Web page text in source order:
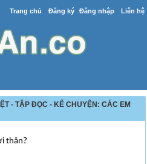
Trang chủ Đăng ký Đăng nhập Liên hệ
- TẬP ĐỌC - KỂ CHUYỆN: CÁC EM
thân?